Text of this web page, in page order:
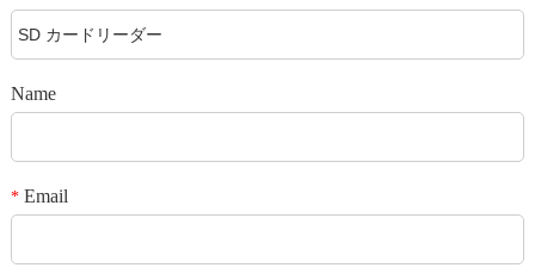
ファイル管理をあらゆるデータやファイルを直接になっているため、この
カードリーダー(作成、コピー、移動、削除、名前の変更、など）を使用
しています 写真の管理：音楽再生、ビデオカメラ写真の撮影など、レコ
ーダー録音、再生、バックアップの連絡先リストにすべてのこれらの機能
互換性のあるサポート
トSDHC Micro SDメモリーカード（TFカード）が搭載されているため、32
Name
*Email